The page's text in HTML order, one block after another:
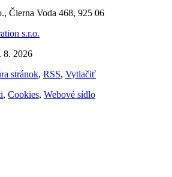
Čierna Voda 468, 925 06
s.r.o.
8. 2026
stránok, RSS, Vytlačiť
, Cookies, Webové sídlo